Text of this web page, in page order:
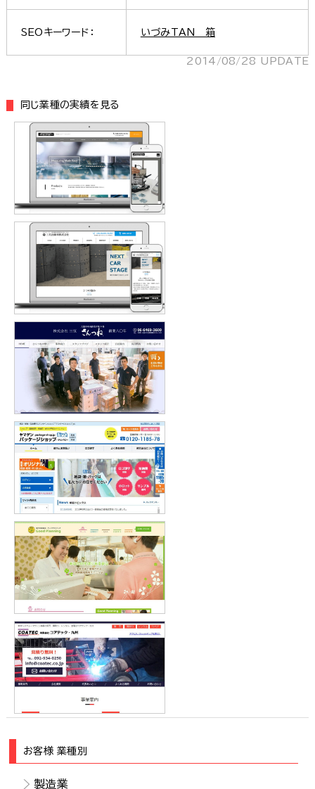
SEOキーワード： いづみTAN 箱
2014/08/28 UPDATE
同じ業種の実績を見る
株式会社フィッシャー・インストル
メンツ 様
三共自動車株式会社 様
株式会社 三恒 様
山元紙包装社（パッケージショッ
プ）様
株式会社グッドプランニング 様
コアテック・九州 様
お客様 業種別
製造業